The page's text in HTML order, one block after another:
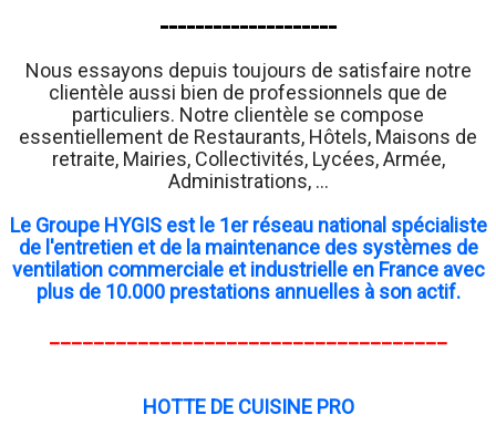
ACTUALITES
BLOG
REJOIGNEZ-NOUS▼
JEU HYGIS 2026
--------------------
Nous essayons depuis toujours de satisfaire notre
clientèle aussi bien de professionnels que de
particuliers. Notre clientèle se compose
essentiellement de Restaurants, Hôtels, Maisons de
retraite, Mairies, Collectivités, Lycées, Armée,
Administrations, ...
Le Groupe HYGIS est le 1er réseau national spécialiste
de l'entretien et de la maintenance des systèmes de
ventilation commerciale et industrielle en France avec
plus de 10.000 prestations annuelles à son actif.
HOTTE DE CUISINE PRO